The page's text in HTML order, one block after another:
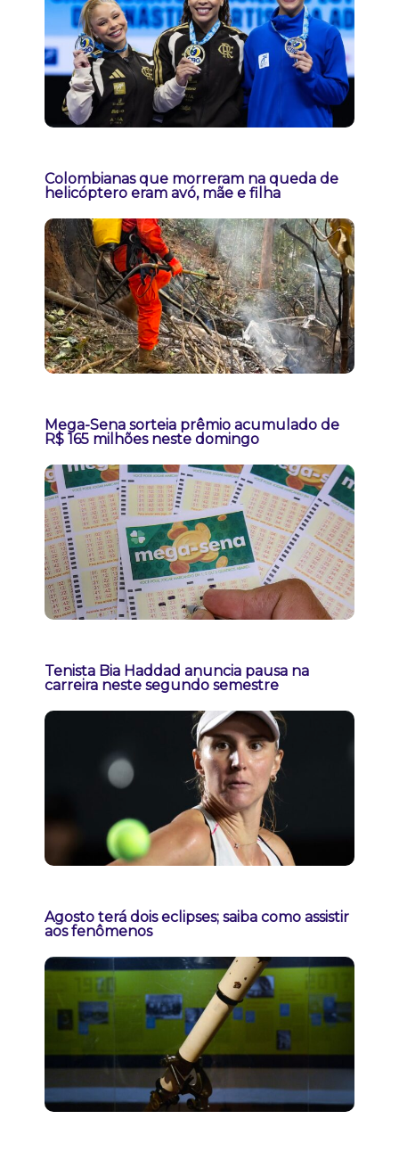
Colombianas que morreram na queda de
helicóptero eram avó, mãe e filha
Mega-Sena sorteia prêmio acumulado de
R$ 165 milhões neste domingo
Tenista Bia Haddad anuncia pausa na
carreira neste segundo semestre
Agosto terá dois eclipses; saiba como assistir
aos fenômenos